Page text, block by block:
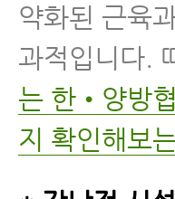
약화된 근육
과적입니다.
는 한•양방
지 확인해보